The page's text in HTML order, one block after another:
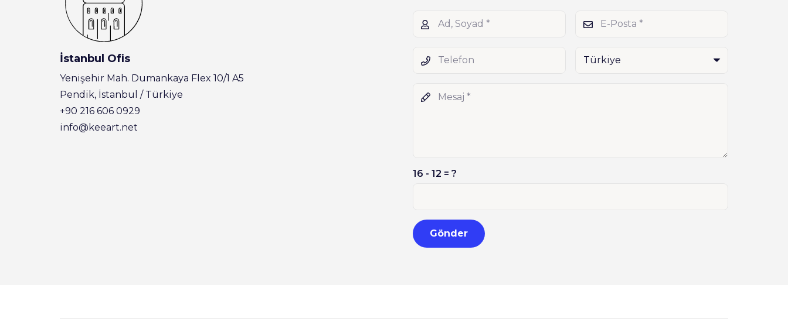
İstanbul Ofis
Yenişehir Mah. Dumankaya Flex 10/1 A5
Pendik, İstanbul / Türkiye
+90 216 606 0929
info@keeart.net
16 - 12 = ?
Gönder